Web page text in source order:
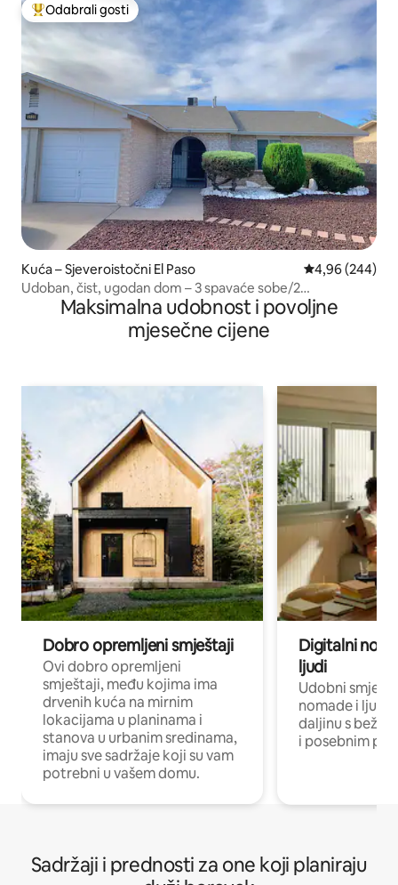
Među najviše rangiranima s oznakom „Odabrali gosti”
Odabrali gosti
Kuća – Sjeveroistočni El Paso Prosječna
4,96 (244)
Udoban, čist, ugodan dom – 3 spavaće sobe/2
kupaonice/lijepo dvorište!
Maksimalna udobnost i povoljne
mjesečne cijene
Dobro opremljeni smještaji
Ovi dobro opremljeni
smještaji, među kojima ima
drvenih kuća na mirnim
lokacijama u planinama i
stanova u urbanim sredinama,
imaju sve sadržaje koji su vam
potrebni u vašem domu.
Digitalni
ljudi
Udobni
nomade i ljude
daljinu s
i posebnim
Sadržaji i prednosti za one koji planiraju